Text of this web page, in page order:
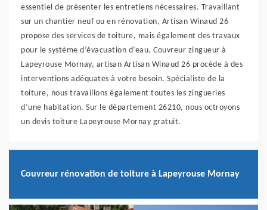
essentiel de présenter les entretiens nécessaires. Travaillant
sur un chantier neuf ou en rénovation, Artisan Winaud 26
propose des services de toiture, mais également des travaux
pour le système d’évacuation d’eau. Couvreur zingueur à
Lapeyrouse Mornay, artisan Artisan Winaud 26 procède à des
interventions adéquates à votre besoin. Spécialiste de la
toiture, nous travaillons également toutes les zingueries
d’une habitation. Sur le département 26210, nous octroyons
un devis toiture Lapeyrouse Mornay gratuit.
Couvreur rénovation de toiture à Lapeyrouse Mornay